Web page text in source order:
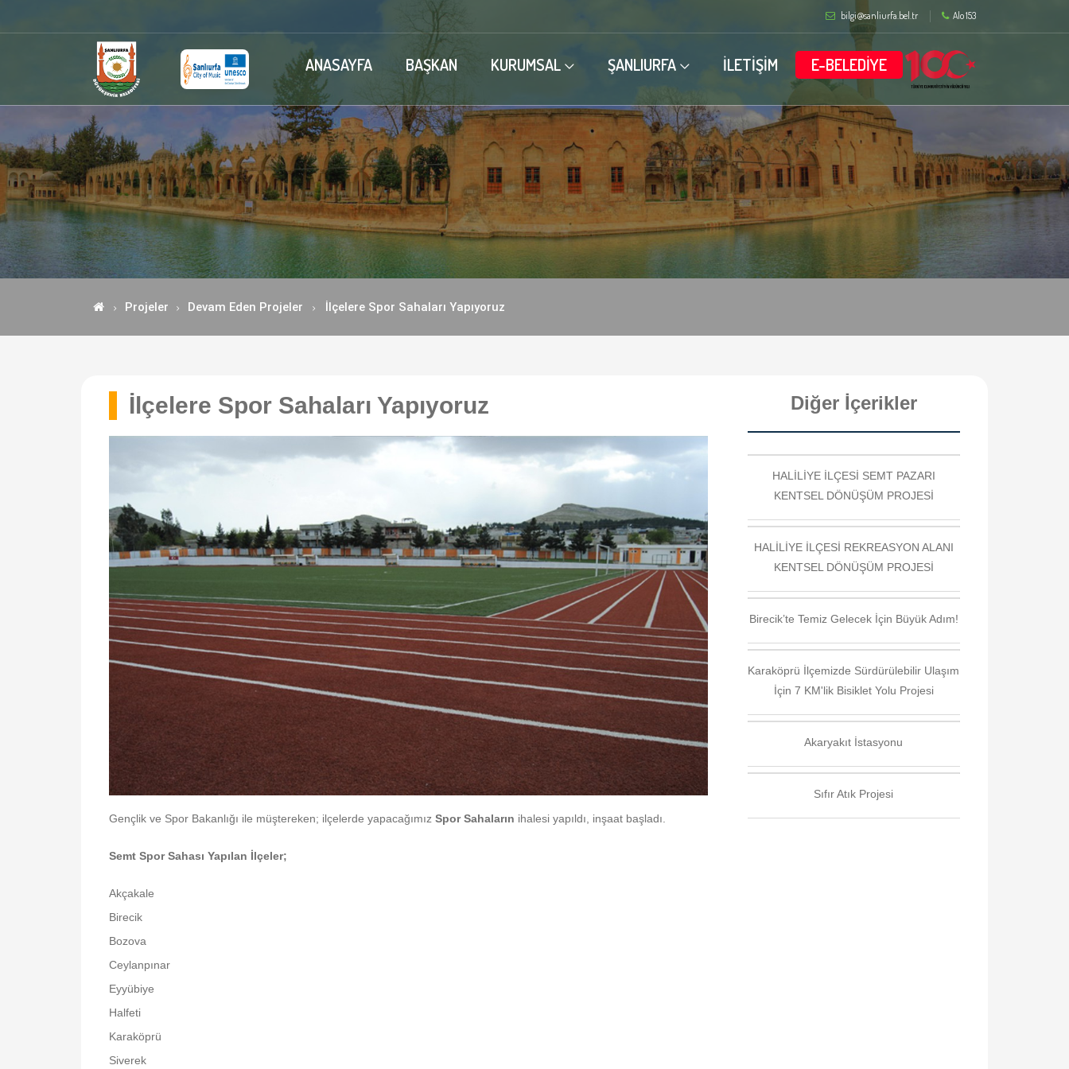
bilgi@sanliurfa.bel.tr Alo 153
ANASAYFA BAŞKAN KURUMSAL ŞANLIURFA İLETİŞİM E-BELEDİYE
Projeler Devam Eden Projeler İlçelere Spor Sahaları Yapıyoruz
İlçelere Spor Sahaları Yapıyoruz
Gençlik ve Spor Bakanlığı ile müştereken; ilçelerde yapacağımız Spor Sahaların ihalesi yapıldı, inşaat başladı.
Semt Spor Sahası Yapılan İlçeler;
Akçakale
Birecik
Bozova
Ceylanpınar
Eyyübiye
Halfeti
Karaköprü
Siverek
Diğer İçerikler
HALİLİYE İLÇESİ SEMT PAZARI
KENTSEL DÖNÜŞÜM PROJESİ
HALİLİYE İLÇESİ REKREASYON ALANI
KENTSEL DÖNÜŞÜM PROJESİ
Birecik’te Temiz Gelecek İçin Büyük Adım!
Karaköprü İlçemizde Sürdürülebilir Ulaşım
İçin 7 KM'lik Bisiklet Yolu Projesi
Akaryakıt İstasyonu
Sıfır Atık Projesi